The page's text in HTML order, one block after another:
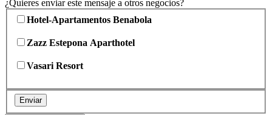
¿Quieres enviar este mensaje a otros negocios?
Hotel-Apartamentos Benabola
Zazz Estepona Aparthotel
Vasari Resort
Enviar